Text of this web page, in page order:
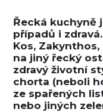
Řecká kuchyně
případů i
Kos, Zakynthos,
na jiný řecký
zdravý životní
chorta (neboli
ze spařených
nebo jiných